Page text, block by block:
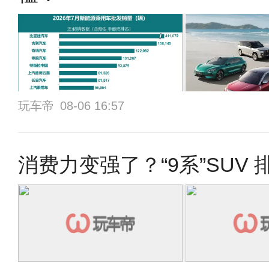
玩车帝 08-06 16:57
消